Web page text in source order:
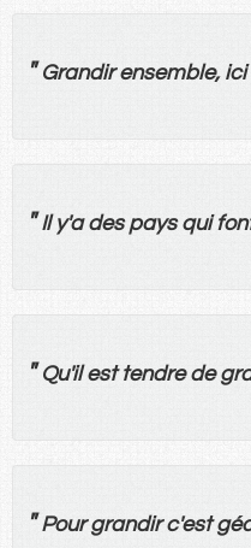
" Grandir ensemble, ici
" Il y'a des pays qui
"Qu'il est tendre de
" Pour grandirc'est